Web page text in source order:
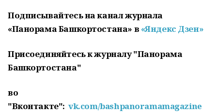
Подписывайтесь на канал журнала
«Панорама Башкортостана» в «Яндекс Дзен»
Присоединяйтесь к журналу "Панорама
Башкортостана"
во
"Вконтакте":vk.com/bashpanoramamagazine